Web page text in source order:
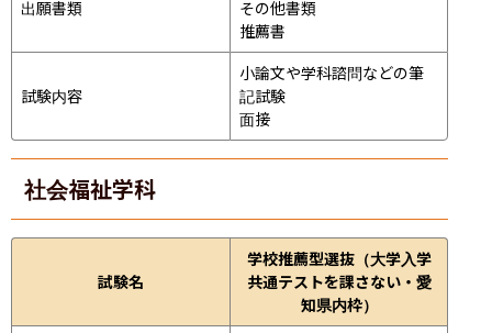
出願書類
その他書類
推薦書
試験内容
小論文や学科諮問などの筆
記試験
面接
社会福祉学科
試験名
学校推薦型選抜（大学入学
共通テストを課さない・愛
知県内枠）